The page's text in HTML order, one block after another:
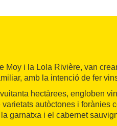
Moy i la Lola Rivière, van
amb la intenció de fer
hectàrees, engloben
autòctones i forànies
garnatxa i el cabernet